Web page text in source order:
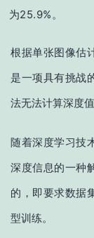
为25.9%。
根据单张图像估
是一项具有挑战
法无法计算深度值
随着深度学习技
深度信息的一种
的，即要求数据
型训练。